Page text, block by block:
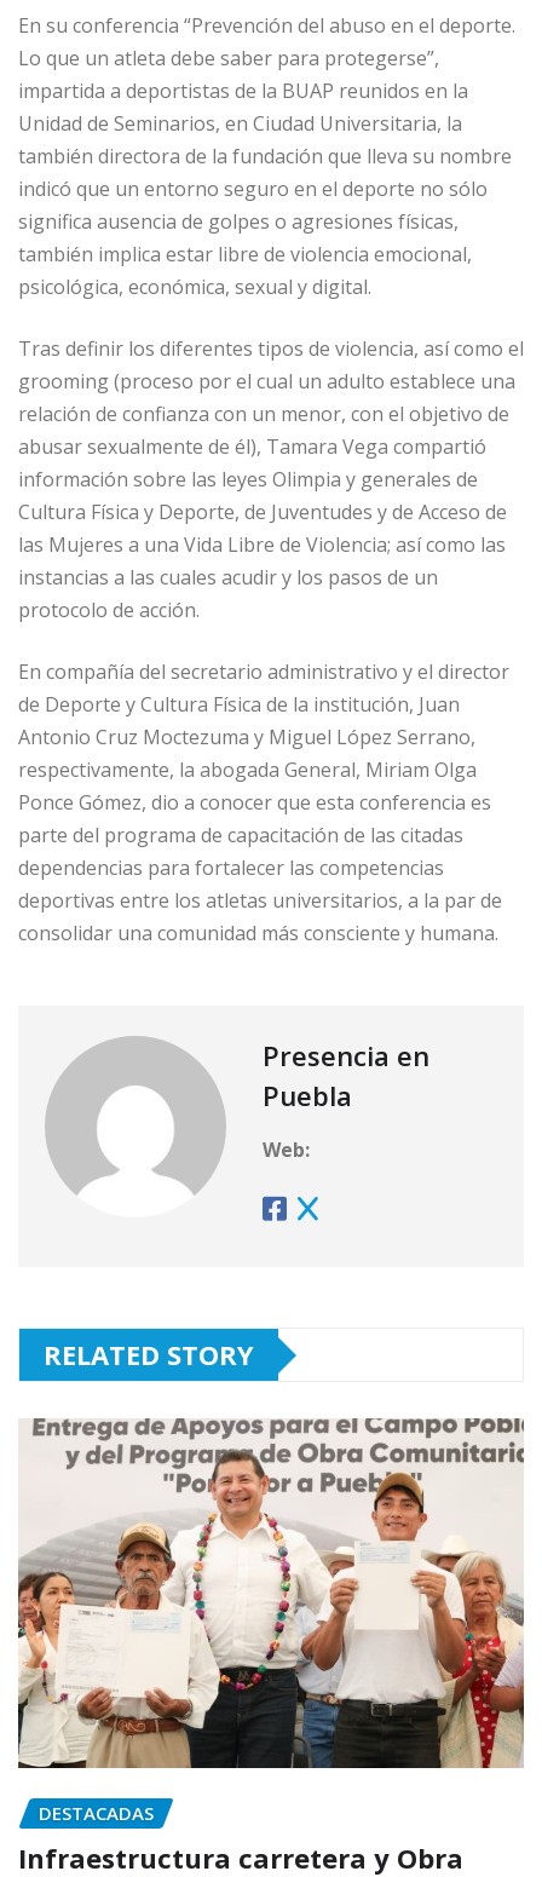
En su conferencia “Prevención del abuso en el deporte.
Lo que un atleta debe saber para protegerse”,
impartida a deportistas de la BUAP reunidos en la
Unidad de Seminarios, en Ciudad Universitaria, la
también directora de la fundación que lleva su nombre
indicó que un entorno seguro en el deporte no sólo
significa ausencia de golpes o agresiones físicas,
también implica estar libre de violencia emocional,
psicológica, económica, sexual y digital.
Tras definir los diferentes tipos de violencia, así como el
grooming (proceso por el cual un adulto establece una
relación de confianza con un menor, con el objetivo de
abusar sexualmente de él), Tamara Vega compartió
información sobre las leyes Olimpia y generales de
Cultura Física y Deporte, de Juventudes y de Acceso de
las Mujeres a una Vida Libre de Violencia; así como las
instancias a las cuales acudir y los pasos de un
protocolo de acción.
En compañía del secretario administrativo y el director
de Deporte y Cultura Física de la institución, Juan
Antonio Cruz Moctezuma y Miguel López Serrano,
respectivamente, la abogada General, Miriam Olga
Ponce Gómez, dio a conocer que esta conferencia es
parte del programa de capacitación de las citadas
dependencias para fortalecer las competencias
deportivas entre los atletas universitarios, a la par de
consolidar una comunidad más consciente y humana.
Presencia en
Puebla
Web:
RELATED STORY
DESTACADAS
Infraestructura carretera y Obra